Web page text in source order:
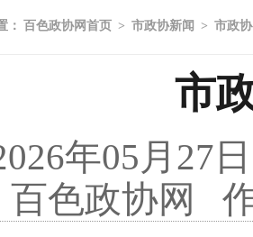
： 百色政协网首页 > 市政协新闻 > 市政
市
年05月27
百色政协网